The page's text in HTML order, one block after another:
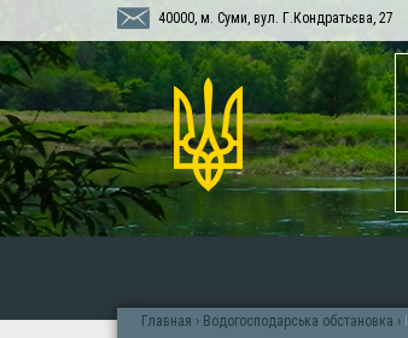
40000, м. Суми, вул. Г.Кондратьєва, 27
Главная › Водогосподарська обстановка ›